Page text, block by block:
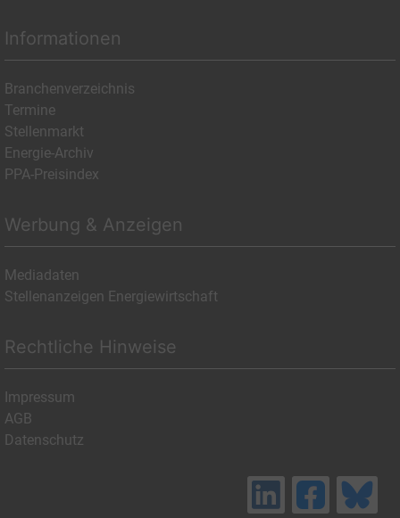
Informationen
Branchenverzeichnis
Termine
Stellenmarkt
Energie-Archiv
PPA-Preisindex
Werbung & Anzeigen
Mediadaten
Stellenanzeigen Energiewirtschaft
Rechtliche Hinweise
Impressum
AGB
Datenschutz